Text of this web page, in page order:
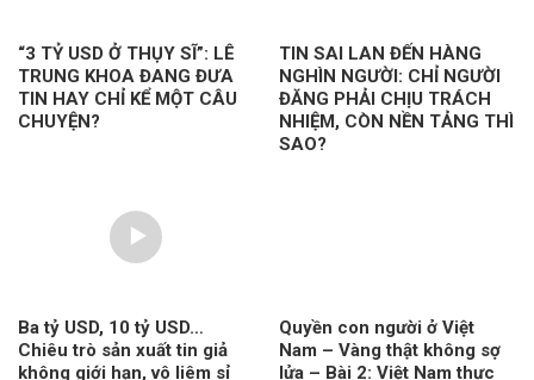
“3 TỶ USD Ở THỤY SĨ”: LÊ
TRUNG KHOA ĐANG ĐƯA
TIN HAY CHỈ KỂ MỘT CÂU
CHUYỆN?
TIN SAI LAN ĐẾN HÀNG
NGHÌN NGƯỜI: CHỈ NGƯỜI
ĐĂNG PHẢI CHỊU TRÁCH
NHIỆM, CÒN NỀN TẢNG THÌ
SAO?
Ba tỷ USD, 10 tỷ USD…
Chiêu trò sản xuất tin giả
không giới hạn, vô liêm sỉ
Quyền con người ở Việt
Nam – Vàng thật không sợ
lửa – Bài 2: Việt Nam thực